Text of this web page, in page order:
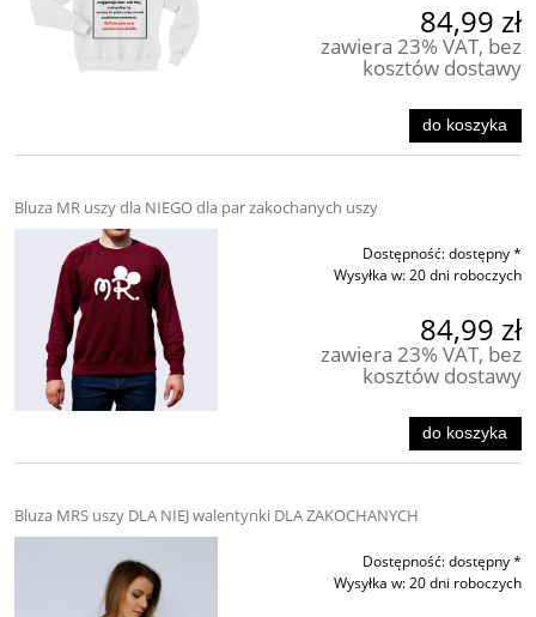
84,99 zł
zawiera 23% VAT, bez
kosztów dostawy
do koszyka
Bluza MR uszy dla NIEGO dla par zakochanych uszy
Dostępność:dostępny *
Wysyłka w:20 dni roboczych
84,99 zł
zawiera 23% VAT, bez
kosztów dostawy
do koszyka
Bluza MRS uszy DLA NIEJ walentynki DLA ZAKOCHANYCH
Dostępność:dostępny *
Wysyłka w:20 dni roboczych